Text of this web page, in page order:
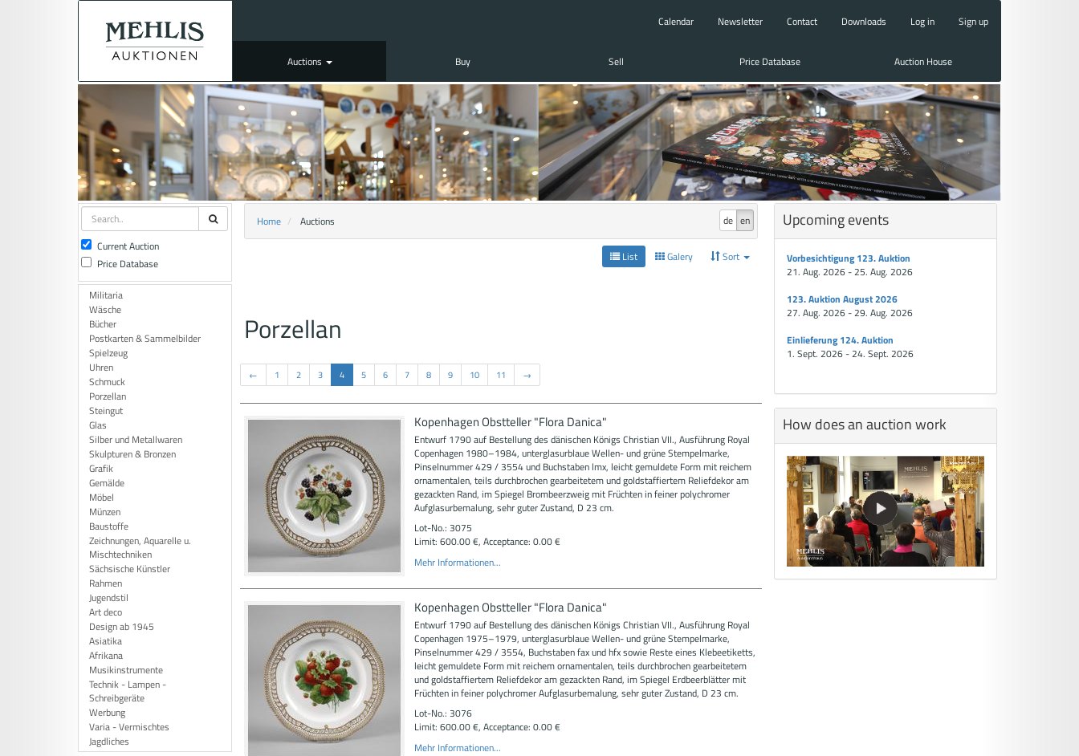
Calendar Newsletter Contact Downloads Log in Sign up
Auctions Buy Sell Price Database Auction House
Current Auction
Price Database
Militaria
Wäsche
Bücher
Postkarten & Sammelbilder
Spielzeug
Uhren
Schmuck
Porzellan
Steingut
Glas
Silber und Metallwaren
Skulpturen & Bronzen
Grafik
Gemälde
Möbel
Münzen
Baustoffe
Zeichnungen, Aquarelle u.
Mischtechniken
Sächsische Künstler
Rahmen
Jugendstil
Art deco
Design ab 1945
Asiatika
Afrikana
Musikinstrumente
Technik - Lampen -
Schreibgeräte
Werbung
Varia - Vermischtes
Jagdliches
de en
Home Auctions
List Galery Sort
Porzellan
← 1 2 3 4 5 6 7 8 9 10 11 →
Kopenhagen Obstteller "Flora Danica"
Entwurf 1790 auf Bestellung des dänischen Königs Christian VII., Ausführung Royal
Copenhagen 1980–1984, unterglasurblaue Wellen- und grüne Stempelmarke,
Pinselnummer 429 / 3554 und Buchstaben lmx, leicht gemuldete Form mit reichem
ornamentalen, teils durchbrochen gearbeitetem und goldstaffiertem Reliefdekor am
gezackten Rand, im Spiegel Brombeerzweig mit Früchten in feiner polychromer
Aufglasurbemalung, sehr guter Zustand, D 23 cm.
Lot-No.: 3075
Limit: 600.00 €, Acceptance: 0.00 €
Mehr Informationen...
Kopenhagen Obstteller "Flora Danica"
Entwurf 1790 auf Bestellung des dänischen Königs Christian VII., Ausführung Royal
Copenhagen 1975–1979, unterglasurblaue Wellen- und grüne Stempelmarke,
Pinselnummer 429 / 3554, Buchstaben fax und hfx sowie Reste eines Klebeetiketts,
leicht gemuldete Form mit reichem ornamentalen, teils durchbrochen gearbeitetem
und goldstaffiertem Reliefdekor am gezackten Rand, im Spiegel Erdbeerblätter mit
Früchten in feiner polychromer Aufglasurbemalung, sehr guter Zustand, D 23 cm.
Lot-No.: 3076
Limit: 600.00 €, Acceptance: 0.00 €
Mehr Informationen...
Upcoming events
Vorbesichtigung 123. Auktion
21. Aug. 2026 - 25. Aug. 2026
123. Auktion August 2026
27. Aug. 2026 - 29. Aug. 2026
Einlieferung 124. Auktion
1. Sept. 2026 - 24. Sept. 2026
How does an auction work